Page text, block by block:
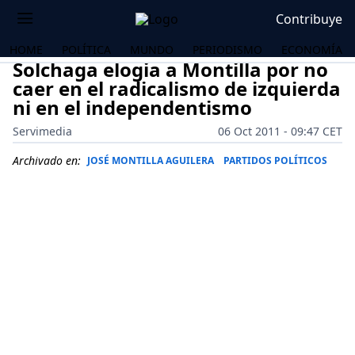
Contribuye
HOME POLÍTICA MUNDO PERIODISMO ECONOMÍA
Solchaga elogia a Montilla por no
caer en el radicalismo de izquierda
ni en el independentismo
Servimedia
06 Oct 2011 - 09:47 CET
Archivado en: JOSÉ MONTILLA AGUILERA PARTIDOS POLÍTICOS